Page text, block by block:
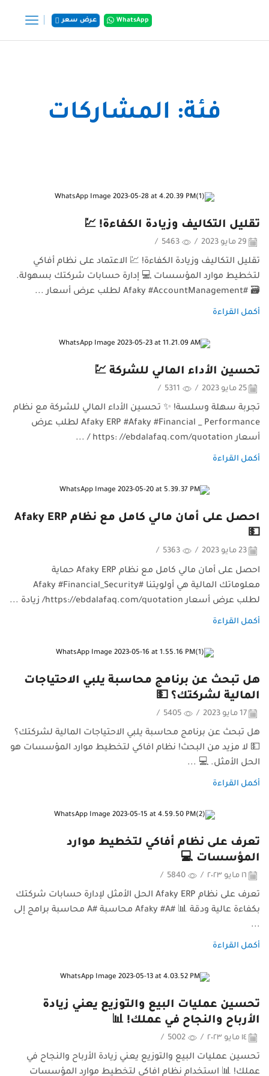
WhatsApp عرض سعر
فئة: المشاركات
تقليل التكاليف وزيادة الكفاءة! 💹
/
5463
/
تقليل التكاليف وزيادة الكفاءة! 💹 الاعتماد على نظام أفاكي
لتخطيط موارد المؤسسات 💻 إدارة حسابات شركتك بسهولة.
🗃️ #Afaky #AccountManagement لطلب عرض أسعار ...
أكمل القراءة
تحسين الأداء المالي للشركة 💹
/
5311
/
تجربة سهلة وسلسة! ✨ تحسين الأداء المالي للشركة مع نظام
Afaky ERP #Afaky #Financial _ Performance لطلب عرض
أسعار https: //ebdalafaq.com/quotation / ...
أكمل القراءة
احصل على أمان مالي كامل مع نظام Afaky ERP
💵
/
5363
/
احصل على أمان مالي كامل مع نظام Afaky ERP حماية
معلوماتك المالية هي أولويتنا #Afaky #Financial_Security
لطلب عرض أسعار https://ebdalafaq.com/quotation/ زيادة ...
أكمل القراءة
هل تبحث عن برنامج محاسبة يلبي الاحتياجات
المالية لشركتك؟ 💵
/
5405
/
هل تبحث عن برنامج محاسبة يلبي الاحتياجات المالية لشركتك؟
💵 لا مزيد من البحث! نظام افاكي لتخطيط موارد المؤسسات هو
الحل الأمثل. 💻 ...
أكمل القراءة
تعرف على نظام أفاكي لتخطيط موارد
المؤسسات 💻
/
5840
/
تعرف على نظام Afaky ERP الحل الأمثل لإدارة حسابات شركتك
بكفاءة عالية ودقة 📊 #Afaky #A محاسبة #A محاسبة برامج إلى
...
أكمل القراءة
تحسين عمليات البيع والتوزيع يعني زيادة
الأرباح والنجاح في عملك! 📊
/
5002
/
تحسين عمليات البيع والتوزيع يعني زيادة الأرباح والنجاح في
عملك! 📊 استخدام نظام افاكي لتخطيط موارد المؤسسات